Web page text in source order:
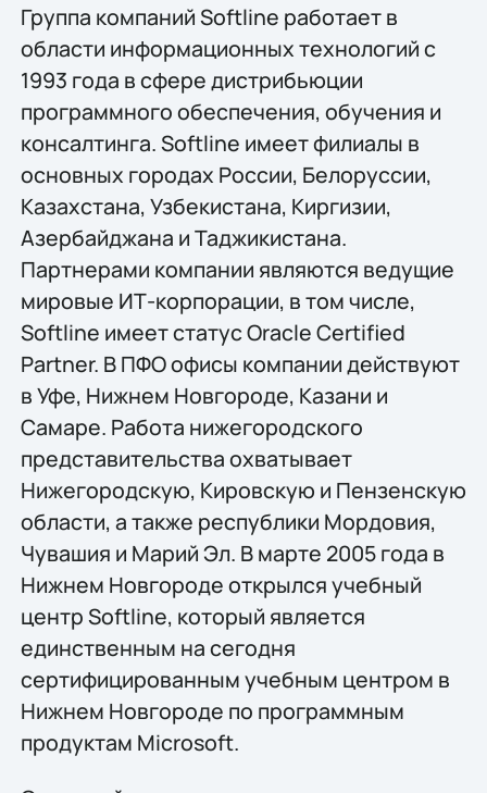
Группа компаний Softline работает в
области информационных технологий с
1993 года в сфере дистрибьюции
программного обеспечения, обучения и
консалтинга. Softline имеет филиалы в
основных городах России, Белоруссии,
Казахстана, Узбекистана, Киргизии,
Азербайджана и Таджикистана.
Партнерами компании являются ведущие
мировые ИТ-корпорации, в том числе,
Softline имеет статус Oracle Certified
Partner. В ПФО офисы компании действуют
в Уфе, Нижнем Новгороде, Казани и
Самаре. Работа нижегородского
представительства охватывает
Нижегородскую, Кировскую и Пензенскую
области, а также республики Мордовия,
Чувашия и Марий Эл. В марте 2005 года в
Нижнем Новгороде открылся учебный
центр Softline, который является
единственным на сегодня
сертифицированным учебным центром в
Нижнем Новгороде по программным
продуктам Microsoft.